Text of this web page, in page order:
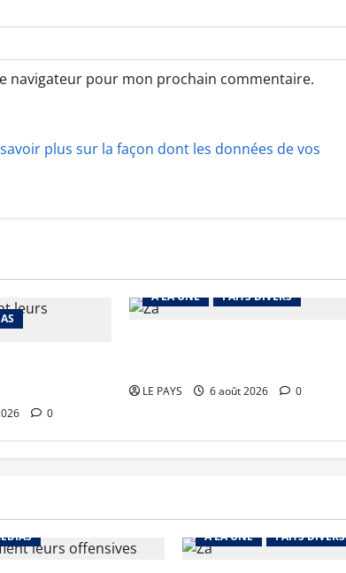
navigateur pour mon prochain commentaire.
plus sur la façon dont les données de vos
0
A LA UNE FAITS DIVERS
LE PAYS 6 août 2026 0
A LA UNE FAITS DIVERS